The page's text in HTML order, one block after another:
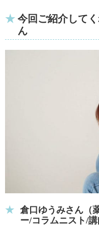
今回ご紹介して
ん
倉口ゆうみさん（
ー/コラムニスト/講